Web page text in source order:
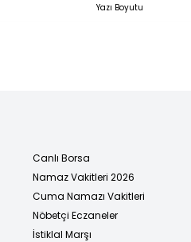
Yazı Boyutu
Canlı Borsa
Namaz Vakitleri 2026
Cuma Namazı Vakitleri
Nöbetçi Eczaneler
İstiklal Marşı